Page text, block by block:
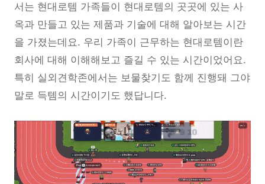
서는 현대로템 가족들이 현대로템의 곳곳에 있는 사
옥과 만들고 있는 제품과 기술에 대해 알아보는 시간
을 가졌는데요. 우리 가족이 근무하는 현대로템이란
회사에 대해 이해해보고 즐길 수 있는 시간이었어요.
특히 실외견학존에서는 보물찾기도 함께 진행돼 그야
말로 득템의 시간이기도 했답니다.